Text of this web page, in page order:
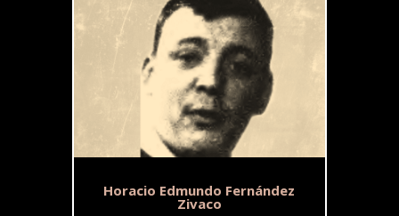
Horacio Edmundo Fernández
Zivaco